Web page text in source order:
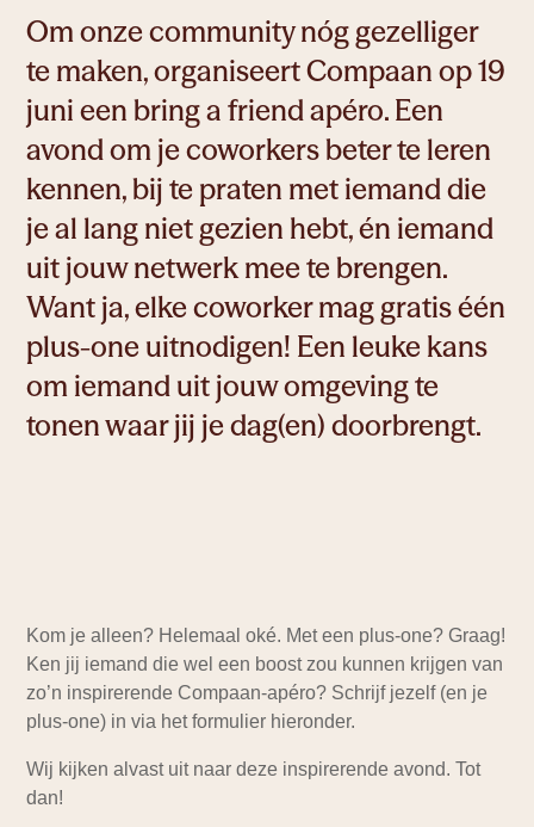
Ruimte om te leren
Ruimte om te creëren
Om onze community nóg gezelliger
te maken, organiseert Compaan op 19
juni een bring a friend apéro. Een
avond om je coworkers beter te leren
kennen, bij te praten met iemand die
je al lang niet gezien hebt, én iemand
uit jouw netwerk mee te brengen.
Want ja, elke coworker mag gratis één
plus-one uitnodigen! Een leuke kans
om iemand uit jouw omgeving te
tonen waar jij je dag(en) doorbrengt.
Kom je alleen? Helemaal oké. Met een plus-one? Graag!
Ken jij iemand die wel een boost zou kunnen krijgen van
zo’n inspirerende Compaan-apéro? Schrijf jezelf (en je
plus-one) in via het formulier hieronder.
Wij kijken alvast uit naar deze inspirerende avond. Tot
dan!